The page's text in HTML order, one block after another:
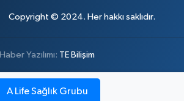
Copyright © 2024. Her hakkı saklıdır.
Haber Yazılımı: TE Bilişim
A Life Sağlık Grubu